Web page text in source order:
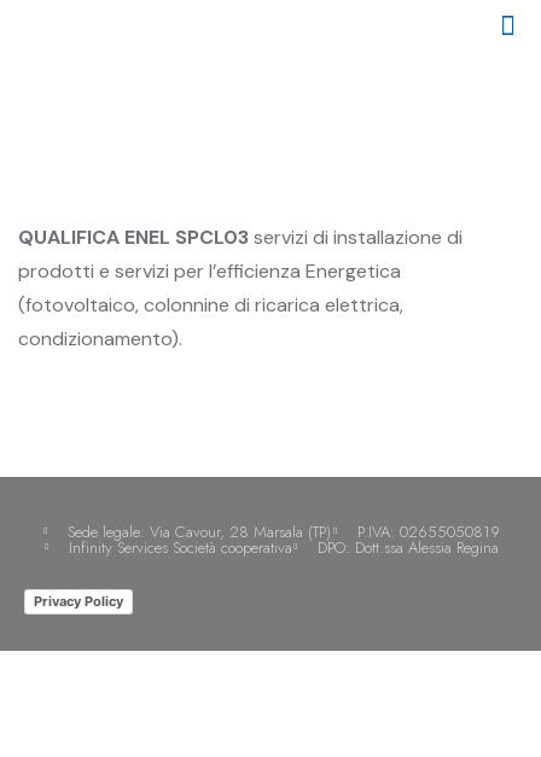
QUALIFICA ENEL SPCL03 servizi di installazione di
prodotti e servizi per l’efficienza Energetica
(fotovoltaico, colonnine di ricarica elettrica,
condizionamento).
Sede legale: Via Cavour, 28 Marsala (TP) P.IVA: 02655050819
Infinity Services Società cooperativa DPO: Dott.ssa Alessia Regina
Privacy Policy